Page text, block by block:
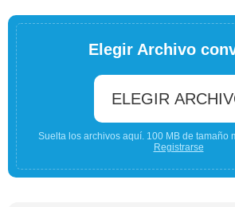
Elegir Archivo
ELEGIR
Suelta los archivos aquí. 100 MB de tamaño
Registrarse